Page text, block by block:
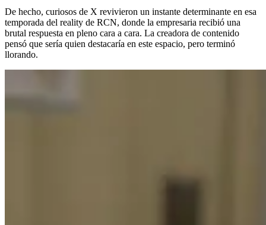
De hecho, curiosos de X revivieron un instante determinante en esa
temporada del reality de RCN, donde la empresaria recibió una
brutal respuesta en pleno cara a cara. La creadora de contenido
pensó que sería quien destacaría en este espacio, pero terminó
llorando.